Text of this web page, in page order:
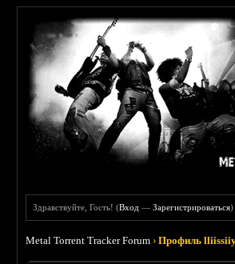
Здравствуйте, Гость! (Вход —Зарегистрироваться)
Metal Torrent Tracker Forum ›Профиль